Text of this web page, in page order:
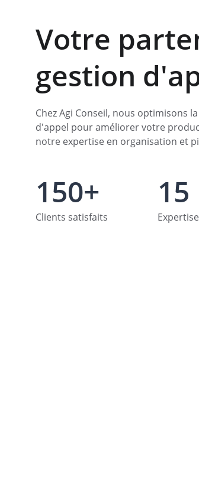
Votre
gestion
Chez Agi Conseil, nous optimisons
d'appel pour améliorer votre
notre expertise en organisation et
150+ 15
Clients satisfaits